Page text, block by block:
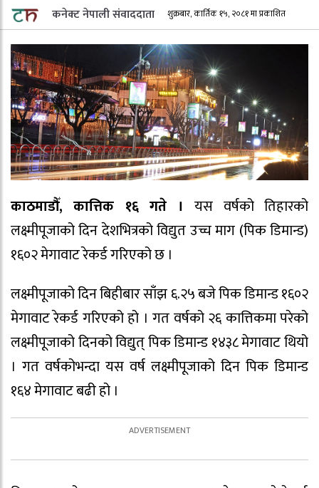
कनेक्ट नेपाली संवाददाता शुक्रबार, कार्तिक १५, २०८१ मा प्रकाशित
काठमाडौँ, कात्तिक १६ गते ।यस वर्षको तिहारको
लक्ष्मीपूजाको दिन देशभित्रको विद्युत उच्च माग (पिक डिमान्ड)
१६०२ मेगावाट रेकर्ड गरिएको छ ।
लक्ष्मीपूजाको दिन बिहीबार साँझ ६.२५ बजे पिक डिमान्ड १६०२
मेगावाट रेकर्ड गरिएको हो । गत वर्षको २६ कात्तिकमा परेको
लक्ष्मीपूजाको दिनको विद्युत् पिक डिमान्ड १४३८ मेगावाट थियो
। गत वर्षकोभन्दा यस वर्ष लक्ष्मीपूजाको दिन पिक डिमान्ड
१६४ मेगावाट बढी हो ।